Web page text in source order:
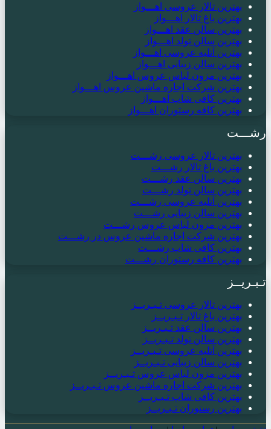
بهترین تالار عروسی اهـــواز
بهترین باغ تالار اهـــواز
بهترین سالن عقد اهـــواز
بهترین سالن تولد اهـــواز
بهترین آتلیه عروسی اهـــواز
بهترین سالن زیبایی اهـــواز
بهترین مزون لباس عروس اهـــواز
بهترین شرکت اجاره ماشین عروس اهـــواز
بهترین کافی شاپ اهـــواز
بهترین کافه رستوران اهـــواز
رشـــت
بهترین تالار عروسی رشـــت
بهترین باغ تالار رشـــت
بهترین سالن عقد رشـــت
بهترین سالن تولد رشـــت
بهترین آتلیه عروسی رشـــت
بهترین سالن زیبایی رشـــت
بهترین مزون لباس عروس رشـــت
بهترین شرکت اجاره ماشین عروس در رشـــت
بهترین کافی شاپ رشـــت
بهترین کافه رستوران رشـــت
تـبـریــز
بهترین تالار عروسی تـبـریــز
بهترین باغ تالار تـبـریــز
بهترین سالن عقد تـبـریــز
بهترین سالن تولد تـبـریــز
بهترین آتلیه عروسی تـبـریــز
بهترین سالن زیبایی تـبـریــز
بهترین مزون لباس عروس تـبـریــز
بهترین شرکت اجاره ماشین عروس تـبـریــز
بهترین کافی شاپ تـبـریــز
بهترین رستوران تـبـریــز